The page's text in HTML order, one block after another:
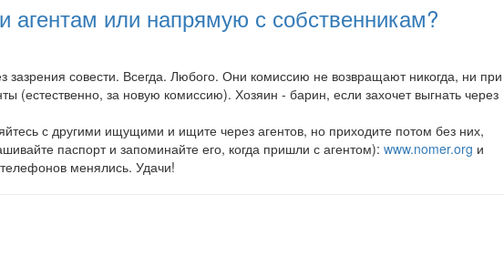
агентам или напрямую с собственникам?
зазрения совести. Всегда. Любого. Они комиссию не возвращают никогда, ни при
(естественно, за новую комиссию). Хозяин - барин, если захочет выгнать через
с другими ищущими и ищите через агентов, но приходите потом без них,
паспорт и запоминайте его, когда пришли с агентом): www.nomer.org и
менялись. Удачи!